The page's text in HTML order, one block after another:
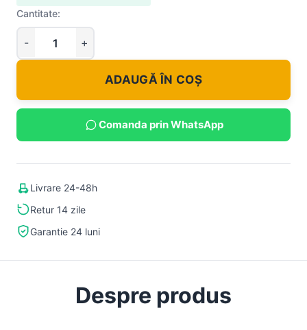
Cantitate:
ADAUGĂ ÎN COȘ
Comanda prin WhatsApp
Livrare 24-48h
Retur 14 zile
Garantie 24 luni
Despre produs